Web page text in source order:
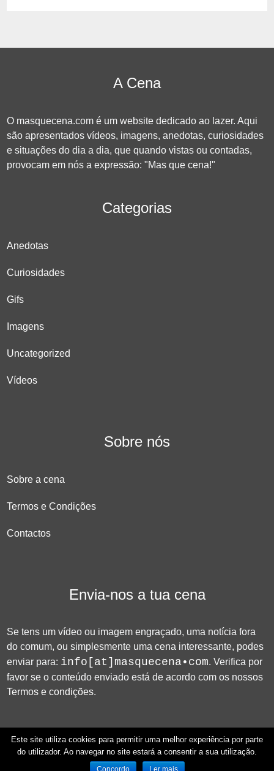
A Cena
O masquecena.com é um website dedicado ao lazer. Aqui
são apresentados vídeos, imagens, anedotas, curiosidades
e situações do dia a dia, que quando vistas ou contadas,
provocam em nós a expressão: "Mas que cena!"
Categorias
Anedotas
Curiosidades
Gifs
Imagens
Uncategorized
Vídeos
Sobre nós
Sobre a cena
Termos e Condições
Contactos
Envia-nos a tua cena
Se tens um vídeo ou imagem engraçado, uma notícia fora
do comum, ou simplesmente uma cena interessante, podes
enviar para: info[at]masquecena•com. Verifica por
favor se o conteúdo enviado está de acordo com os nossos
Termos e condições.
© 2026 Mas que Cena!
Este site utiliza cookies para permitir uma melhor experiência por parte
do utilizador. Ao navegar no site estará a consentir a sua utilização.
Concordo Ler mais